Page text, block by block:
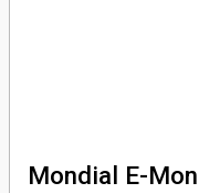
Mondial E-